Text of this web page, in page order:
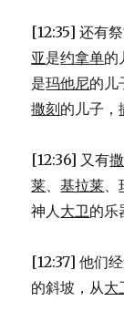
[12:35] 还有
亚是约拿单的
是玛他尼的儿
撒刻的儿子，
[12:36] 又有
莱、基拉莱、
神人大卫的乐
[12:37] 他们
的斜坡，从大